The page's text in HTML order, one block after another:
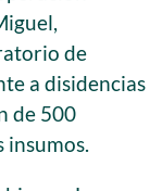
de
a disidencias
de 500